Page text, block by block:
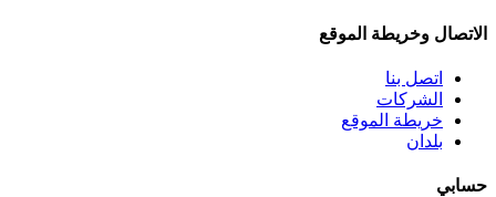
الاتصال وخريطة الموقع
اتصل بنا
الشركات
خريطة الموقع
بلدان
حسابي